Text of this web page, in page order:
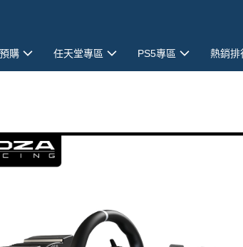
購 任天堂專區 PS5專區 熱銷排